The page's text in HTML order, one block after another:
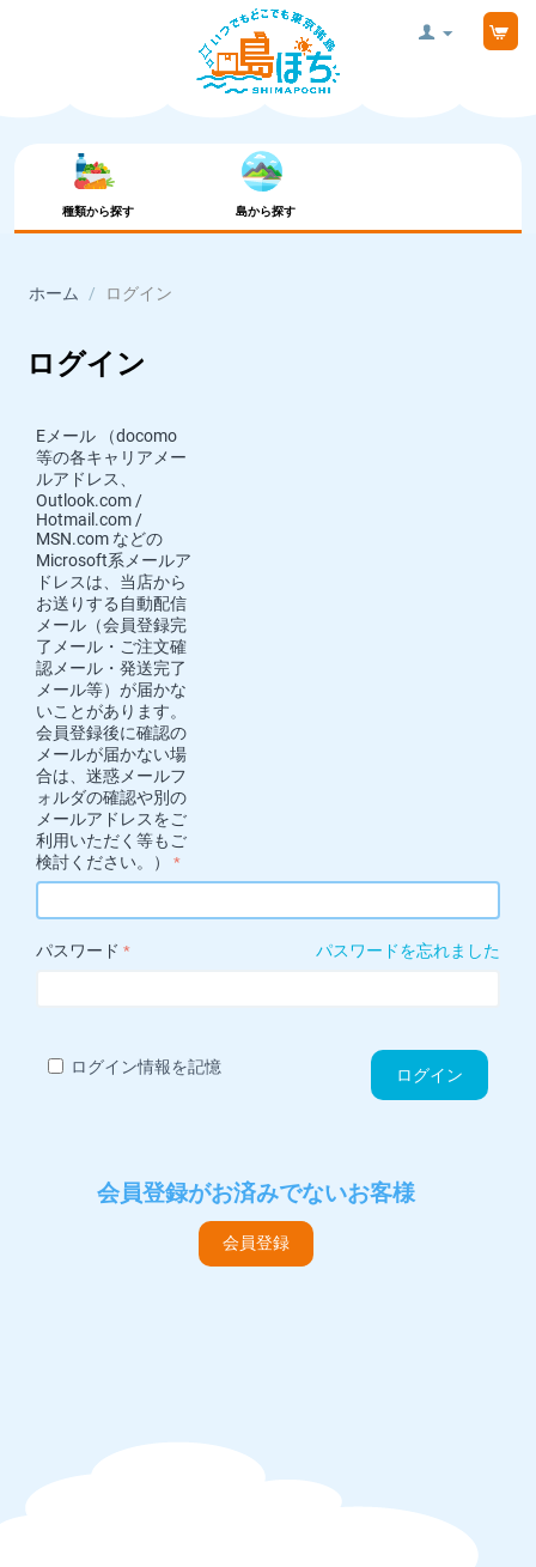
種類から探す 島から探す
ホーム / ログイン
ログイン
Eメール （docomo
等の各キャリアメー
ルアドレス、
Outlook.com /
Hotmail.com /
MSN.com などの
Microsoft系メールア
ドレスは、当店から
お送りする自動配信
メール（会員登録完
了メール・ご注文確
認メール・発送完了
メール等）が届かな
いことがあります。
会員登録後に確認の
メールが届かない場
合は、迷惑メールフ
ォルダの確認や別の
メールアドレスをご
利用いただく等もご
検討ください。）
パスワード パスワードを忘れました
ログイン
ログイン情報を記憶
会員登録がお済みでないお客様
会員登録